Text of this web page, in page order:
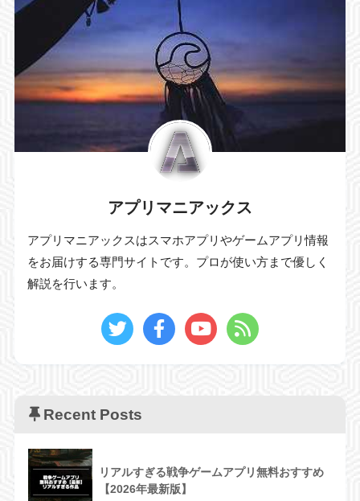
アプリマニアックス
アプリマニアックスはスマホアプリやゲームアプリ情報
をお届けする専門サイトです。プロが使い方まで優しく
解説を行います。
Recent Posts
リアルすぎる戦争ゲームアプリ無料おすすめ
【2026年最新版】